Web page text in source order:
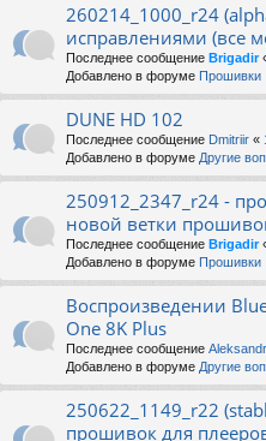
260214_1000_r24
исправлениями (все
Последнее сообщение Brigadir
Добавлено в форуме Прошивки
DUNE HD 102
Последнее сообщение Dmitriir «
Добавлено в форуме Другие
250912_2347_r24 -
новой ветки
Последнее сообщение Brigadir
Добавлено в форуме Прошивки
Воспроизведении
One 8K Plus
Последнее сообщение Aleksandr
Добавлено в форуме Другие
250622_1149_r22
прошивок для